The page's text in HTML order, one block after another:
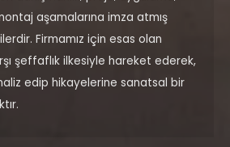
aşamalarına imza atmış
Firmamız için esas olan
şeffaflık ilkesiyle hareket ederek,
edip hikayelerine sanatsal bir